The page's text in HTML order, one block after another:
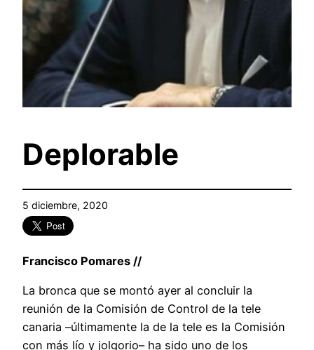
Deplorable
5 diciembre, 2020
Francisco Pomares //
La bronca que se montó ayer al concluir la
reunión de la Comisión de Control de la tele
canaria –últimamente la de la tele es la Comisión
con más lío y jolgorio– ha sido uno de los